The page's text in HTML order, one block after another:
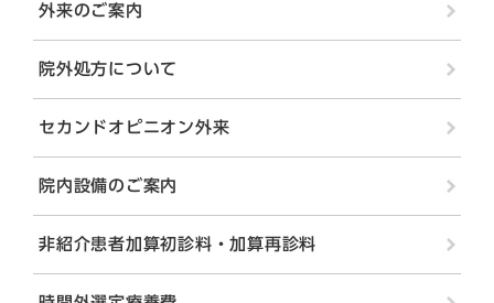
外来のご案内
院外処方について
セカンドオピニオン外来
院内設備のご案内
非紹介患者加算初診料・加算再診料